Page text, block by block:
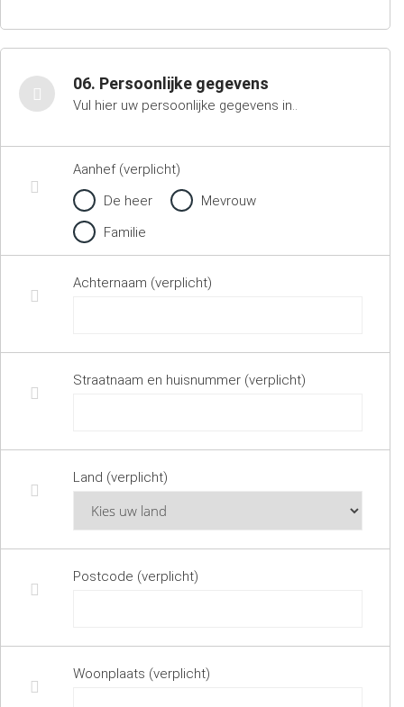
06. Persoonlijke gegevens
Vul hier uw persoonlijke gegevens in..
Aanhef (verplicht)
De heer
Mevrouw
Familie
Achternaam (verplicht)
Straatnaam en huisnummer (verplicht)
Land (verplicht)
Postcode (verplicht)
Woonplaats (verplicht)